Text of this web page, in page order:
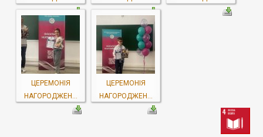
ЦЕРЕМОНІЯ
НАГОРОДЖЕН...
ЦЕРЕМОНІЯ
НАГОРОДЖЕН...